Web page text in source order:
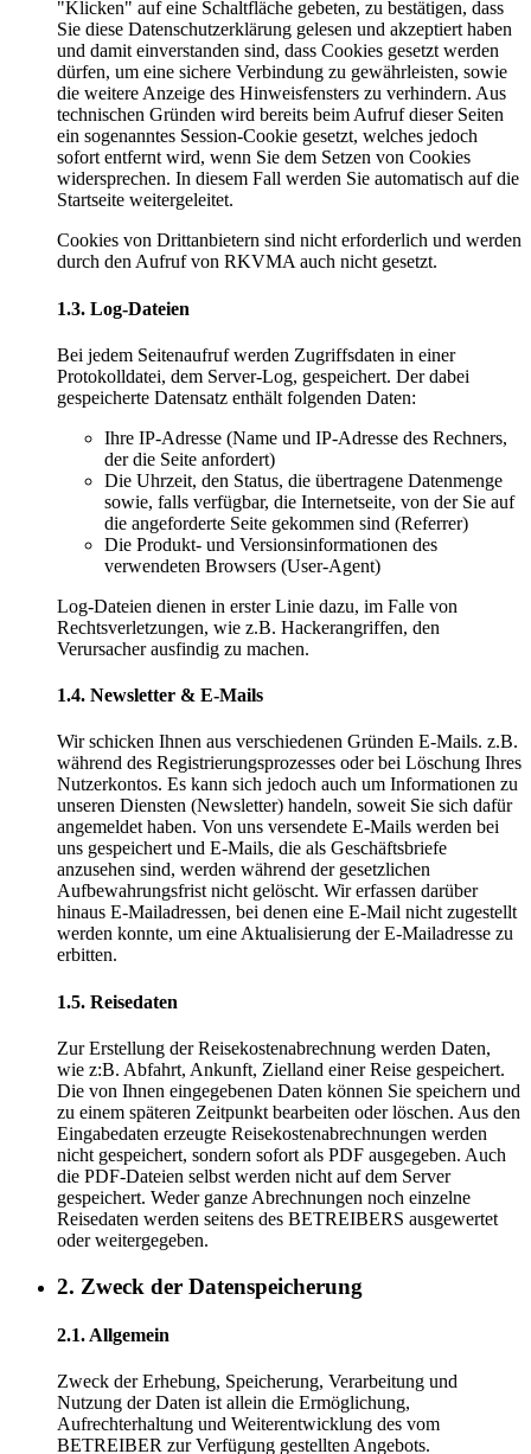
"Klicken" auf eine Schaltfläche gebeten, zu bestätigen, dass
Sie diese Datenschutzerklärung gelesen und akzeptiert haben
und damit einverstanden sind, dass Cookies gesetzt werden
dürfen, um eine sichere Verbindung zu gewährleisten, sowie
die weitere Anzeige des Hinweisfensters zu verhindern. Aus
technischen Gründen wird bereits beim Aufruf dieser Seiten
ein sogenanntes Session-Cookie gesetzt, welches jedoch
sofort entfernt wird, wenn Sie dem Setzen von Cookies
widersprechen. In diesem Fall werden Sie automatisch auf die
Startseite weitergeleitet.
Cookies von Drittanbietern sind nicht erforderlich und werden
durch den Aufruf von RKVMA auch nicht gesetzt.
1.3. Log-Dateien
Bei jedem Seitenaufruf werden Zugriffsdaten in einer
Protokolldatei, dem Server-Log, gespeichert. Der dabei
gespeicherte Datensatz enthält folgenden Daten:
Ihre IP-Adresse (Name und IP-Adresse des Rechners,
der die Seite anfordert)
Die Uhrzeit, den Status, die übertragene Datenmenge
sowie, falls verfügbar, die Internetseite, von der Sie auf
die angeforderte Seite gekommen sind (Referrer)
Die Produkt- und Versionsinformationen des
verwendeten Browsers (User-Agent)
Log-Dateien dienen in erster Linie dazu, im Falle von
Rechtsverletzungen, wie z.B. Hackerangriffen, den
Verursacher ausfindig zu machen.
1.4. Newsletter & E-Mails
Wir schicken Ihnen aus verschiedenen Gründen E-Mails. z.B.
während des Registrierungsprozesses oder bei Löschung Ihres
Nutzerkontos. Es kann sich jedoch auch um Informationen zu
unseren Diensten (Newsletter) handeln, soweit Sie sich dafür
angemeldet haben. Von uns versendete E-Mails werden bei
uns gespeichert und E-Mails, die als Geschäftsbriefe
anzusehen sind, werden während der gesetzlichen
Aufbewahrungsfrist nicht gelöscht. Wir erfassen darüber
hinaus E-Mailadressen, bei denen eine E-Mail nicht zugestellt
werden konnte, um eine Aktualisierung der E-Mailadresse zu
erbitten.
1.5. Reisedaten
Zur Erstellung der Reisekostenabrechnung werden Daten,
wie z:B. Abfahrt, Ankunft, Zielland einer Reise gespeichert.
Die von Ihnen eingegebenen Daten können Sie speichern und
zu einem späteren Zeitpunkt bearbeiten oder löschen. Aus den
Eingabedaten erzeugte Reisekostenabrechnungen werden
nicht gespeichert, sondern sofort als PDF ausgegeben. Auch
die PDF-Dateien selbst werden nicht auf dem Server
gespeichert. Weder ganze Abrechnungen noch einzelne
Reisedaten werden seitens des BETREIBERS ausgewertet
oder weitergegeben.
2. Zweck der Datenspeicherung
2.1. Allgemein
Zweck der Erhebung, Speicherung, Verarbeitung und
Nutzung der Daten ist allein die Ermöglichung,
Aufrechterhaltung und Weiterentwicklung des vom
BETREIBER zur Verfügung gestellten Angebots.